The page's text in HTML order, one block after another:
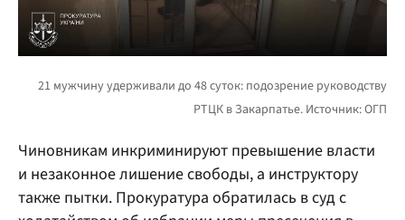
Чиновникам инкриминируют превышение власти
и незаконное лишение свободы, а инструктору
также пытки. Прокуратура обратилась в суд с